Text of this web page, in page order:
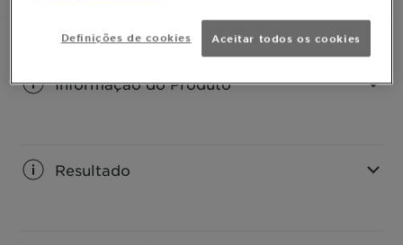
Informação do Produto
Resultado
Definições de cookies Aceitar todos os cookies